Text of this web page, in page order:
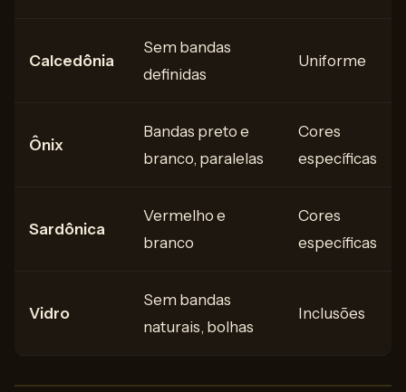
Calcedônia
Sem bandas
definidas
Uniforme
Ônix
Bandas preto e
branco, paralelas
Cores
específicas
Sardônica
Vermelho e
branco
Cores
específicas
Vidro
Sem bandas
naturais, bolhas
Inclusões